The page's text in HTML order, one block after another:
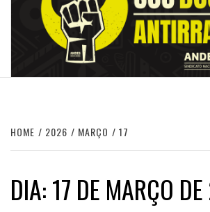
HOME 2026 MARÇO 17
DIA:17 DE MARÇO